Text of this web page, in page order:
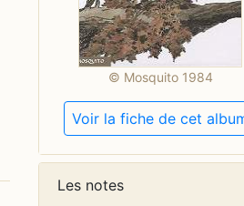
© Mosquito 1984
Voir la fiche de cet
Les notes